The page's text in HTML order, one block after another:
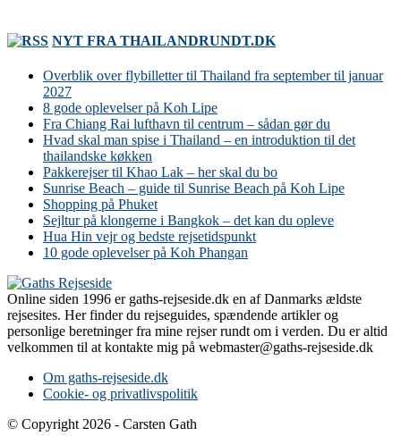
NYT FRA THAILANDRUNDT.DK
Overblik over flybilletter til Thailand fra september til januar
2027
8 gode oplevelser på Koh Lipe
Fra Chiang Rai lufthavn til centrum – sådan gør du
Hvad skal man spise i Thailand – en introduktion til det
thailandske køkken
Pakkerejser til Khao Lak – her skal du bo
Sunrise Beach – guide til Sunrise Beach på Koh Lipe
Shopping på Phuket
Sejltur på klongerne i Bangkok – det kan du opleve
Hua Hin vejr og bedste rejsetidspunkt
10 gode oplevelser på Koh Phangan
Online siden 1996 er gaths-rejseside.dk en af Danmarks ældste
rejsesites. Her finder du rejseguides, spændende artikler og
personlige beretninger fra mine rejser rundt om i verden. Du er altid
velkommen til at kontakte mig på webmaster@gaths-rejseside.dk
Om gaths-rejseside.dk
Cookie- og privatlivspolitik
© Copyright 2026 - Carsten Gath